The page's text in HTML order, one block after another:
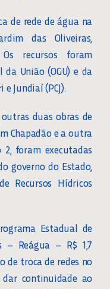
de rede de água na
das Oliveiras,
recursos foram
União (OGU) e da
Jundiaí (PCJ).
duas obras de
Chapadão e a outra
foram executadas
governo do Estado,
Recursos Hídricos
Estadual de
– Reágua – R$ 1,7
de troca de redes no
continuidade ao